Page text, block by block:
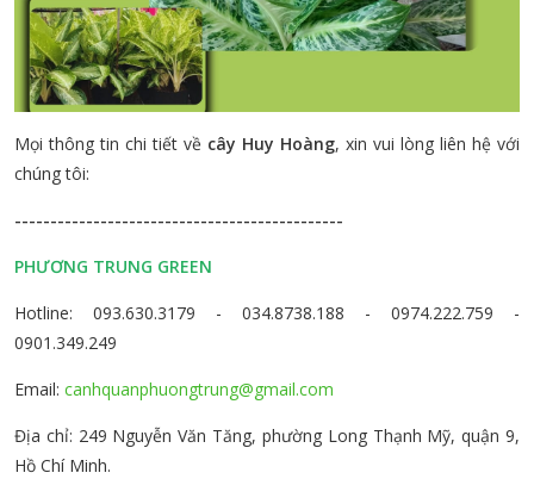
Mọi thông tin chi tiết về cây Huy Hoàng, xin vui lòng liên hệ với
chúng tôi:
----------------------------------------------
PHƯƠNG TRUNG GREEN
Hotline: 093.630.3179 - 034.8738.188 - 0974.222.759 -
0901.349.249
Email: canhquanphuongtrung@gmail.com
Địa chỉ: 249 Nguyễn Văn Tăng, phường Long Thạnh Mỹ, quận 9,
Hồ Chí Minh.